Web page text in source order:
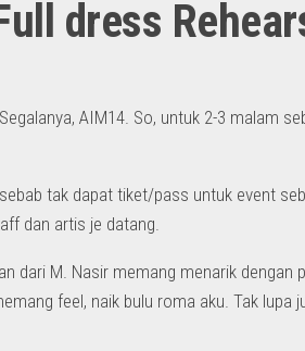
dress
AIM14. So, untuk 2-3 malam
tak dapat tiket/pass untuk event
dan artis je datang.
dari M. Nasir memang menarik
feel, naik bulu roma aku. Tak